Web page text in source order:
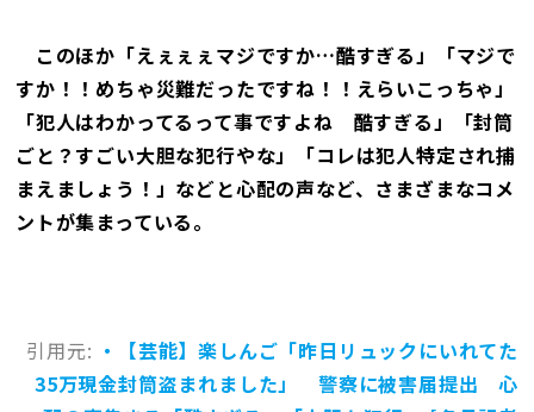
このほか「えぇぇぇマジですか…酷すぎる」「マジで
すか！！めちゃ災難だったですね！！えらいこっちゃ」
「犯人はわかってるって事ですよね 酷すぎる」「封筒
ごと？すごい大胆な犯行やな」「コレは犯人特定され捕
まえましょう！」などと心配の声など、さまざまなコメ
ントが集まっている。
引用元: ・【芸能】楽しんご「昨日リュックにいれてた
35万現金封筒盗まれました」 警察に被害届提出 心